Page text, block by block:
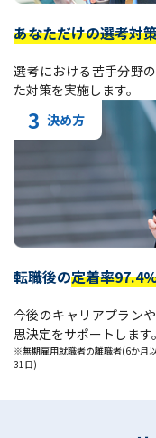
あなただけの選考対
選考における苦手分野
た対策を実施します。
3 決め方
転職後の定着率
今後のキャリアプラン
思決定をサポートします。
※無期雇用就職者の離職者(6か月
31日)